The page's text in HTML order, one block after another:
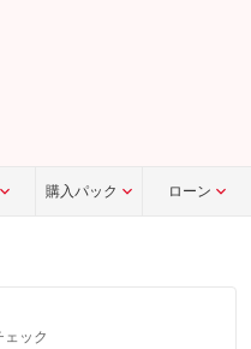
購入パック ローン
ック